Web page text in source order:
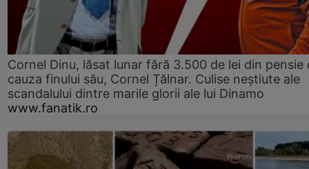
Cornel Dinu, lăsat lunar fără 3.500 de lei din pensie
cauza finului său, Cornel Țălnar. Culise neștiute ale
scandalului dintre marile glorii ale lui Dinamo
www.fanatik.ro